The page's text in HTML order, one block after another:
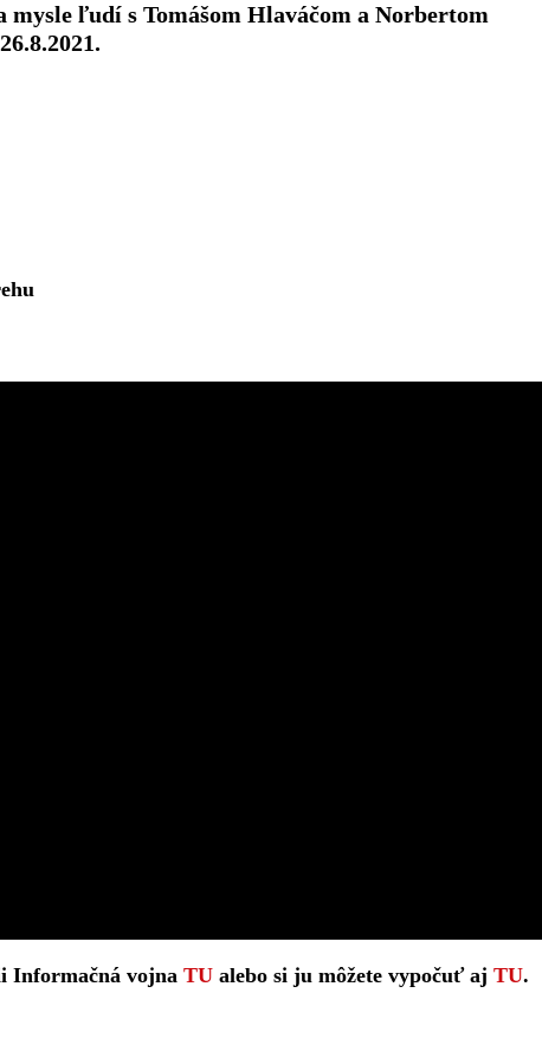
mysle ľudí s Tomášom Hlaváčom a Norbertom
Informačná vojna TU alebo si ju môžete vypočuť aj TU.